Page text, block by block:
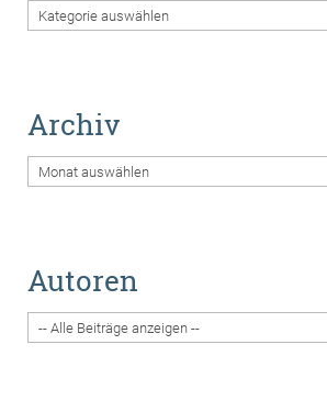
Themen
Archiv
Archiv
Autoren